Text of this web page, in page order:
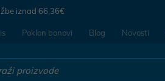
iznad 66,36€
Poklon bonovi Blog Novosti